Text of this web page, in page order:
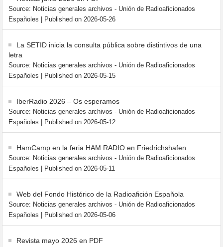
Source: Noticias generales archivos - Unión de Radioaficionados
Españoles
Published on 2026-05-26
La SETID inicia la consulta pública sobre distintivos de una
letra
Source: Noticias generales archivos - Unión de Radioaficionados
Españoles
Published on 2026-05-15
IberRadio 2026 – Os esperamos
Source: Noticias generales archivos - Unión de Radioaficionados
Españoles
Published on 2026-05-12
HamCamp en la feria HAM RADIO en Friedrichshafen
Source: Noticias generales archivos - Unión de Radioaficionados
Españoles
Published on 2026-05-11
Web del Fondo Histórico de la Radioafición Española
Source: Noticias generales archivos - Unión de Radioaficionados
Españoles
Published on 2026-05-06
Revista mayo 2026 en PDF